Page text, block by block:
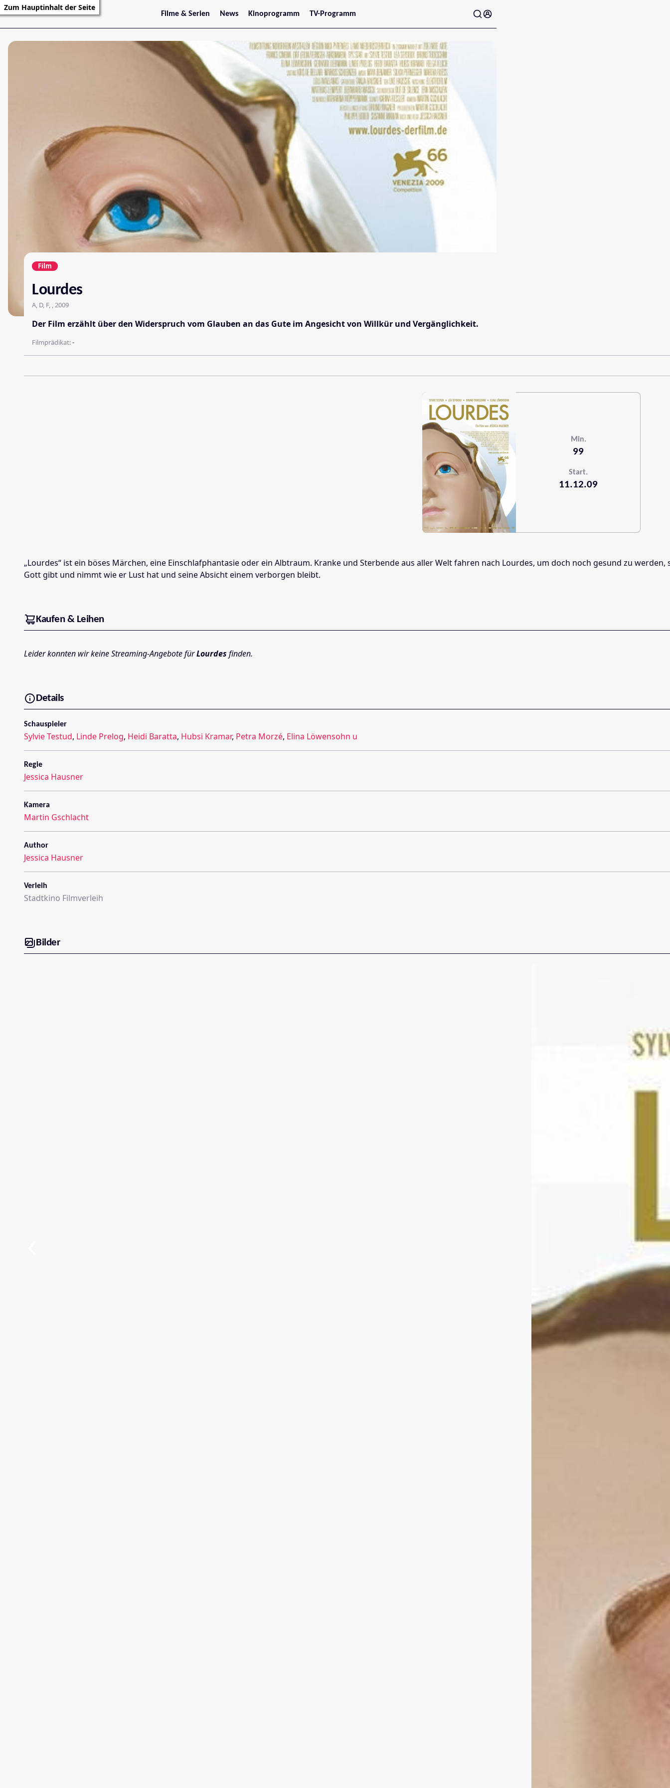
Zum Hauptinhalt der Seite
Filme & Serien
Trailer
Filmarchiv
Serienarchiv
News
Stars
Kinoprogramm
Jetzt im Kino
Wien
Niederösterreich
Oberösterreich
Steiermark
Burgenland
Kärnten
Salzburg
Tirol
Vorarlberg
TV-Programm
Film
Lourdes
A, D, F, , 2009
Der Film erzählt über den Widerspruch vom Glauben an das Gute im Angesicht von Willkür und Vergänglichkeit.
Filmprädikat:-
Min.
99
Start.
11.12.09
„Lourdes“ ist ein böses Märchen, eine Einschlafphantasie oder ein Albtraum. Kranke und Sterbende aus aller Welt fahren nach Lourdes, um doch noch gesund zu
Gott gibt und nimmt wie er Lust hat und seine Absicht einem verborgen bleibt.
Kaufen & Leihen
Leider konnten wir keine Streaming-Angebote fürLourdes finden.
Details
Schauspieler
Sylvie Testud, Linde Prelog, Heidi Baratta, Hubsi Kramar, Petra Morzé, Elina Löwensohn u
Regie
Jessica Hausner
Kamera
Martin Gschlacht
Author
Jessica Hausner
Verleih
Stadtkino Filmverleih
Bilder